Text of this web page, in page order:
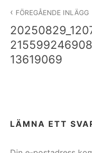
FÖREGÅENDE INLÄGG
13619069
LÄMNA ETT